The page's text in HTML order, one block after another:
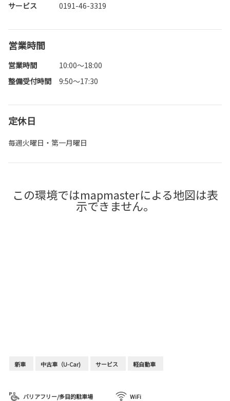
サービス
0191-46-3319
営業時間
営業時間
10:00～18:00
整備受付時間
9:50～17:30
定休日
毎週火曜日・第一月曜日
新車 中古車（U-Car) サービス 軽自動車
バリアフリー/多目的駐車場 WiFi
この環境ではmapmasterによる地図は表
示できません。